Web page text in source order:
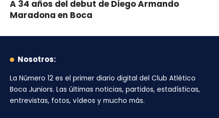
A 34 años del debut de Diego Armando
Maradona en Boca
Nosotros:
La Número 12 es el primer diario digital del Club Atlético
Boca Juniors. Las últimas noticias, partidos, estadísticas,
entrevistas, fotos, vídeos y mucho más.